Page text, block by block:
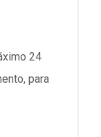
24
para